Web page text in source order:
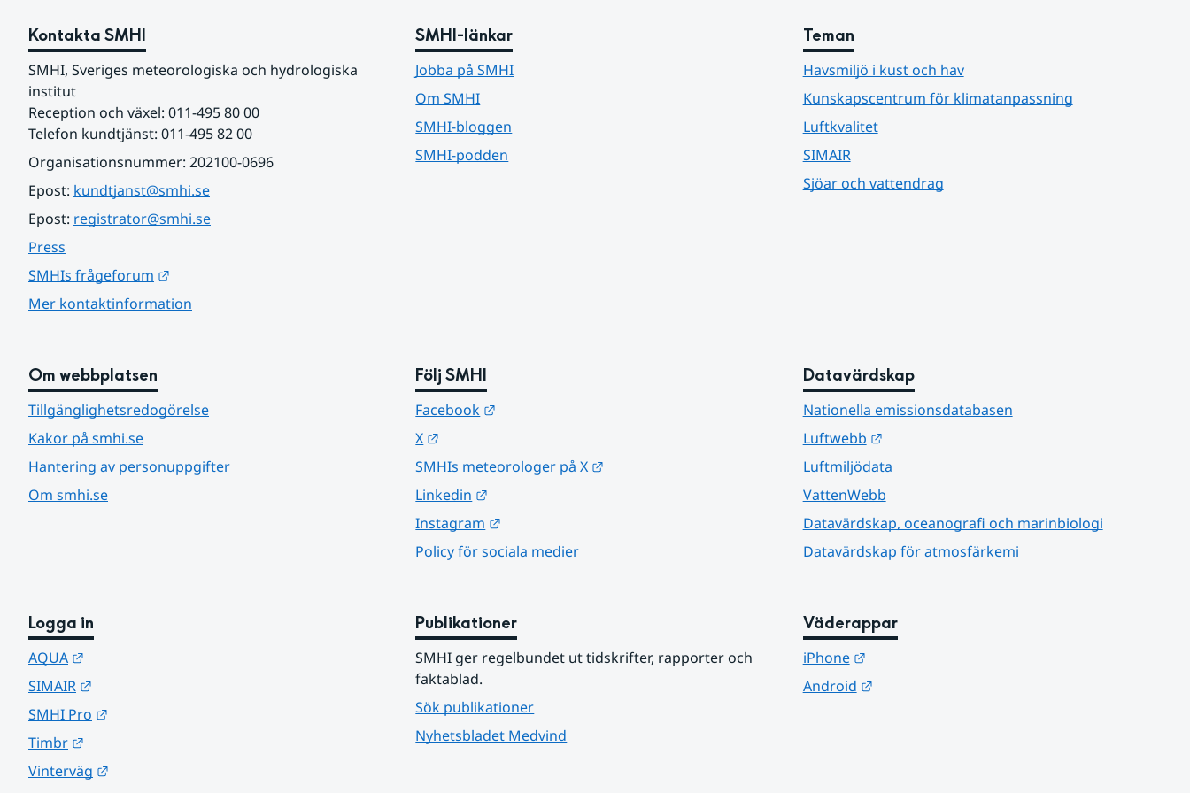
Kontakta SMHI
SMHI, Sveriges meteorologiska och hydrologiska
institut
Reception och växel: 011-495 80 00
Telefon kundtjänst: 011-495 82 00
Organisationsnummer: 202100-0696
Epost: kundtjanst@smhi.se
Epost: registrator@smhi.se
Press
SMHIs frågeforum
Mer kontaktinformation
SMHI-länkar
Jobba på SMHI
Om SMHI
SMHI-bloggen
SMHI-podden
Teman
Havsmiljö i kust och hav
Kunskapscentrum för klimatanpassning
Luftkvalitet
SIMAIR
Sjöar och vattendrag
Om webbplatsen
Tillgänglighetsredogörelse
Kakor på smhi.se
Hantering av personuppgifter
Om smhi.se
Följ SMHI
Facebook
X
SMHIs meteorologer på X
Linkedin
Instagram
Policy för sociala medier
Datavärdskap
Nationella emissionsdatabasen
Luftwebb
Länk till annan webbplats.
Luftmiljödata
VattenWebb
Datavärdskap, oceanografi och marinbiologi
Datavärdskap för atmosfärkemi
Logga in
AQUA
SIMAIR
SMHI Pro
Timbr
Vinterväg
Publikationer
SMHI ger regelbundet ut tidskrifter, rapporter och
faktablad.
Sök publikationer
Nyhetsbladet Medvind
Väderappar
iPhone
Länk till annan webbplats.
Android
Länk till annan webbplats.